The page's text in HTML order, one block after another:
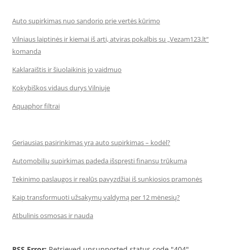
Auto supirkimas nuo sandorio prie vertės kūrimo
Vilniaus laiptinės ir kiemai iš arti, atviras pokalbis su „Vezam123.lt“
komanda
Kaklaraištis ir šiuolaikinis jo vaidmuo
Kokybiškos vidaus durys Vilniuje
Aquaphor filtrai
Geriausias pasirinkimas yra auto supirkimas – kodėl?
Automobilių supirkimas padeda išspręsti finansų trūkumą
Tekinimo paslaugos ir realūs pavyzdžiai iš sunkiosios pramonės
Kaip transformuoti užsakymų valdymą per 12 mėnesių?
Atbulinis osmosas ir nauda